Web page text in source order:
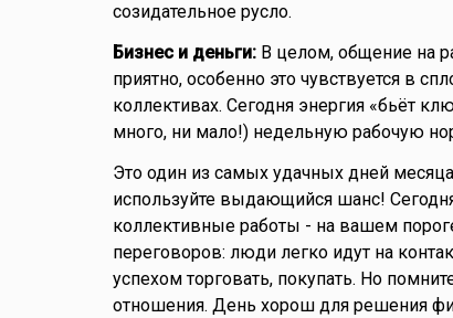
созидательное русло.
Бизнес и деньги:В целом, общение на
приятно, особенно это чувствуется в
коллективах. Сегодня энергия «бьёт
много, ни мало!) недельную рабочую
Это один из самых удачных дней
используйте выдающийся шанс!
коллективные работы - на вашем
переговоров: люди легко идут на
успехом торговать, покупать. Но
отношения. День хорош для решения